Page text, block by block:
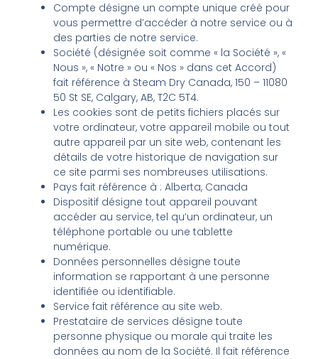
Compte désigne un compte unique créé pour
vous permettre d’accéder à notre service ou à
des parties de notre service.
Société (désignée soit comme « la Société », «
Nous », « Notre » ou « Nos » dans cet Accord)
fait référence à Steam Dry Canada, 150 – 11080
50 St SE, Calgary, AB, T2C 5T4.
Les cookies sont de petits fichiers placés sur
votre ordinateur, votre appareil mobile ou tout
autre appareil par un site web, contenant les
détails de votre historique de navigation sur
ce site parmi ses nombreuses utilisations.
Pays fait référence à : Alberta, Canada
Dispositif désigne tout appareil pouvant
accéder au service, tel qu’un ordinateur, un
téléphone portable ou une tablette
numérique.
Données personnelles désigne toute
information se rapportant à une personne
identifiée ou identifiable.
Service fait référence au site web.
Prestataire de services désigne toute
personne physique ou morale qui traite les
données au nom de la Société. Il fait référence